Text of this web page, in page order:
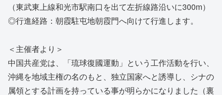
（東武東上線和光市駅南口を出て左折線路沿いに300m）
◎行進経路：朝霞駐屯地朝霞門へ向けて行進します。
＜主催者より＞
中国共産党は、「琉球復國運動」という工作活動を行い、
沖縄を地域主権の名のもと、独立国家へと誘導し、シナの
属領とする計画を持っている事が明らかになりました（裏